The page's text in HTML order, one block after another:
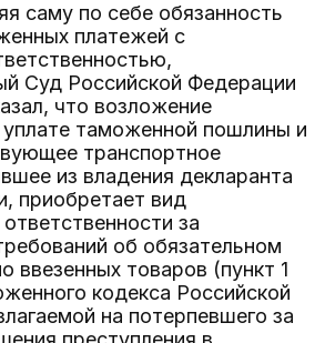
саму по себе обязанность
платежей с
Суд Российской Федерации
что возложение
уплате таможенной пошлины и
транспортное
из владения декларанта
приобретает вид
за
об обязательном
ввезенных товаров (пункт 1
кодекса Российской
на потерпевшего за